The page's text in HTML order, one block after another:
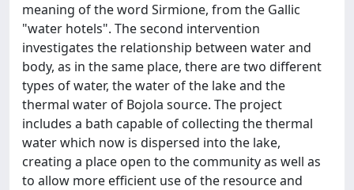
meaning of the word Sirmione, from the Gallic
"water hotels". The second intervention
investigates the relationship between water and
body, as in the same place, there are two different
types of water, the water of the lake and the
thermal water of Bojola source. The project
includes a bath capable of collecting the thermal
water which now is dispersed into the lake,
creating a place open to the community as well as
to allow more efficient use of the resource and